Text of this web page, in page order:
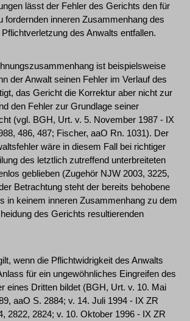
lässt der Fehler des Gerichts den für
fordernden inneren Zusammenhang des
des Anwalts entfallen.
ist beispielsweise
der Anwalt seinen Fehler im Verlauf des
das Gericht die Korrektur aber nicht zur
den Fehler zur Grundlage seiner
(vgl. BGH, Urt. v. 5. November 1987 - IX
486, 487; Fischer, aaO Rn. 1031). Der
wäre in diesem Fall bei richtiger
des letztlich zutreffend unterbreiteten
geblieben (Zugehör NJW 2003, 3225,
Betrachtung steht der bereits behobene
in keinem inneren Zusammenhang zu dem
des Gerichts resultierenden
wenn die Pflichtwidrigkeit des Anwalts
für ein ungewöhnliches Eingreifen des
eines Dritten bildet (BGH, Urt. v. 10. Mai
aaO S. 2884; v. 14. Juli 1994 - IX ZR
2822, 2824; v. 10. Oktober 1996 - IX ZR